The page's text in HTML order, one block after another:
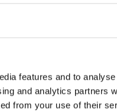
features and to
and analytics partners
from your use of their